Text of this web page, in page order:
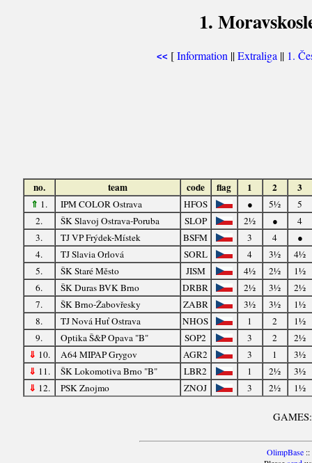
1.
<< [Information ||Extraliga || 1.
no. team code flag 1 2
3
⇑ 1. IPM COLOR Ostrava HFOS ● 5½
5
2.
ŠK Slavoj Ostrava-Poruba SLOP 2½ ●
4
3.
TJ VP Frýdek-Místek BSFM 3 4
●
4.
TJ Slavia Orlová SORL 4 3½
4½
5.
ŠK Staré Město JISM 4½ 2½
1½
6.
ŠK Duras BVK Brno DRBR 2½ 3½
2½
7.
ŠK Brno-Žabovřesky ZABR 3½ 3½
1½
8.
TJ Nová Huť Ostrava NHOS 1 2
1½
9.
Optika Š&P Opava "B" SOP2 3 2 2½
⇓ 10. A64 MIPAP Grygov AGR2 3 1 3½
⇓ 11. ŠK Lokomotiva Brno "B" LBR2 1 2½ 3½
⇓ 12. PSK Znojmo ZNOJ 3 2½ 1½
OlimpBase::